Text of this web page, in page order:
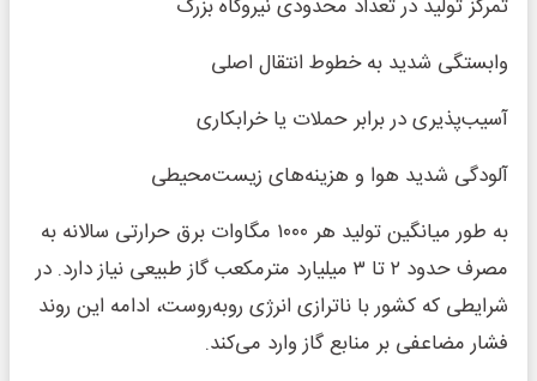
وابستگی شدید به خطوط انتقال اصلی
آسیب‌پذیری در برابر حملات یا خرابکاری
آلودگی شدید هوا و هزینه‌های زیست‌محیطی
به طور میانگین تولید هر ۱۰۰۰ مگاوات برق حرارتی سالانه به
مصرف حدود ۲ تا ۳ میلیارد مترمکعب گاز طبیعی نیاز دارد. در
شرایطی که کشور با ناترازی انرژی روبه‌روست، ادامه این روند
فشار مضاعفی بر منابع گاز وارد می‌کند.